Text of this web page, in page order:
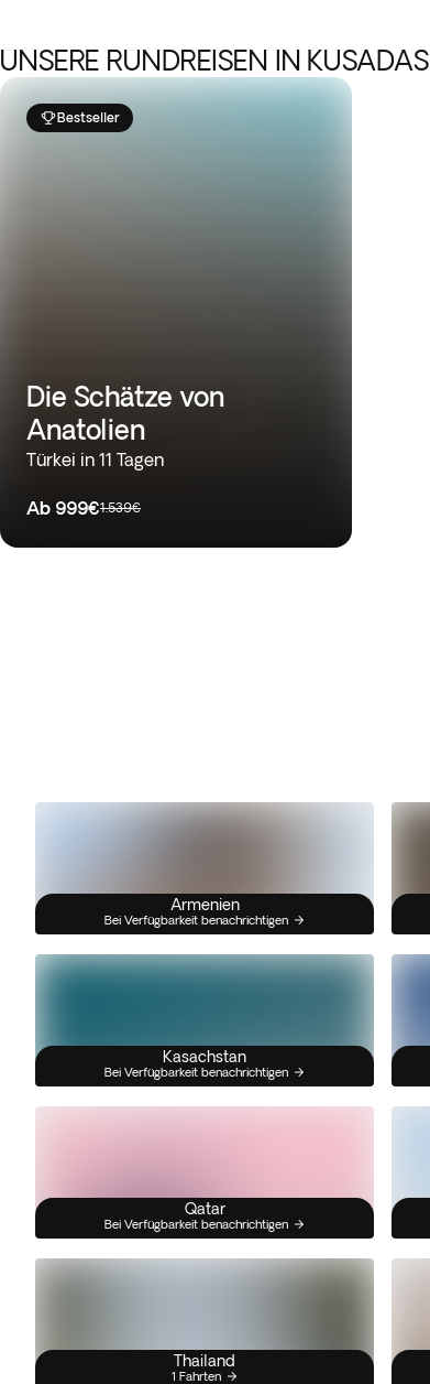
UNSERE RUNDREISEN IN KUSADASI
Bestseller
Die Schätze von
Anatolien
Türkei in 11 Tagen
Ab 999€1.539€
Armenien
Bei Verfügbarkeit benachrichtigen
Kasachstan
Bei Verfügbarkeit benachrichtigen
Qatar
Bei Verfügbarkeit benachrichtigen
Thailand
1 Fahrten